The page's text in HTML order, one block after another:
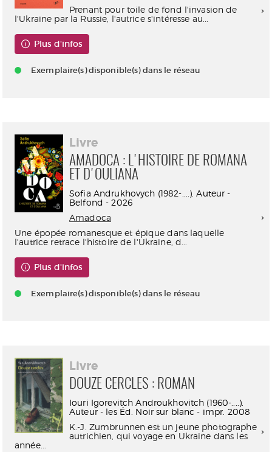
Prenant pour toile de fond l'invasion de
l'Ukraine par la Russie, l'autrice s'intéresse au...
Plus d'infos
Exemplaire(s) disponible(s) dans le réseau
Livre
AMADOCA : L'HISTOIRE DE ROMANA
ET D'OULIANA
Sofia Andrukhovych (1982-....). Auteur -
Belfond - 2026
Amadoca
Une épopée romanesque et épique dans laquelle
l'autrice retrace l'histoire de l'Ukraine, d...
Plus d'infos
Exemplaire(s) disponible(s) dans le réseau
Livre
DOUZE CERCLES : ROMAN
Iouri Igorevitch Androukhovitch (1960-....).
Auteur - les Éd. Noir sur blanc - impr. 2008
K.-J. Zumbrunnen est un jeune photographe
autrichien, qui voyage en Ukraine dans les
année...